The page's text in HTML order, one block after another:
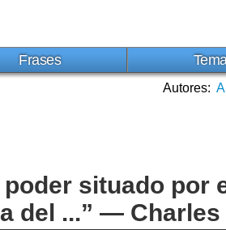
Frases
Autores: A
poder situado por
del ...” —